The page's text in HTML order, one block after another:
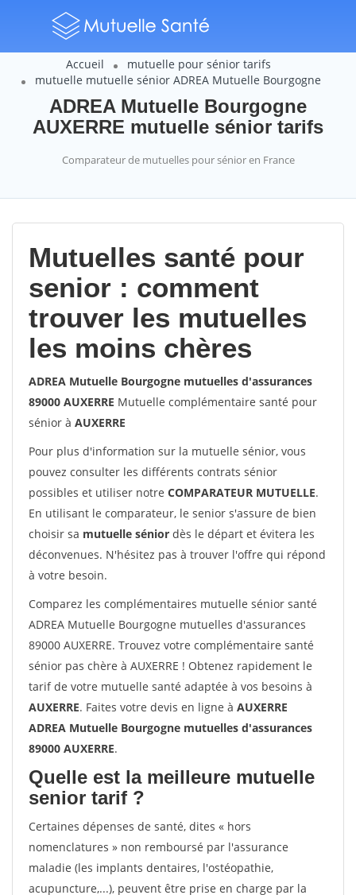
Accueil
mutuelle pour sénior tarifs
mutuelle mutuelle sénior ADREA Mutuelle Bourgogne
ADREA Mutuelle Bourgogne
AUXERRE mutuelle sénior tarifs
Comparateur de mutuelles pour sénior en France
Mutuelles santé pour
senior : comment
trouver les mutuelles
les moins chères
ADREA Mutuelle Bourgogne mutuelles d'assurances
89000 AUXERRE Mutuelle complémentaire santé pour
sénior à AUXERRE
Pour plus d'information sur la mutuelle sénior, vous
pouvez consulter les différents contrats sénior
possibles et utiliser notre COMPARATEUR MUTUELLE.
En utilisant le comparateur, le senior s'assure de bien
choisir sa mutuelle sénior dès le départ et évitera les
déconvenues. N'hésitez pas à trouver l'offre qui répond
à votre besoin.
Comparez les complémentaires mutuelle sénior santé
ADREA Mutuelle Bourgogne mutuelles d'assurances
89000 AUXERRE. Trouvez votre complémentaire santé
sénior pas chère à AUXERRE ! Obtenez rapidement le
tarif de votre mutuelle santé adaptée à vos besoins à
AUXERRE. Faites votre devis en ligne à AUXERRE
ADREA Mutuelle Bourgogne mutuelles d'assurances
89000 AUXERRE.
Quelle est la meilleure mutuelle
senior tarif ?
Certaines dépenses de santé, dites « hors
nomenclatures » non remboursé par l'assurance
maladie (les implants dentaires, l'ostéopathie,
acupuncture,...), peuvent être prise en charge par la